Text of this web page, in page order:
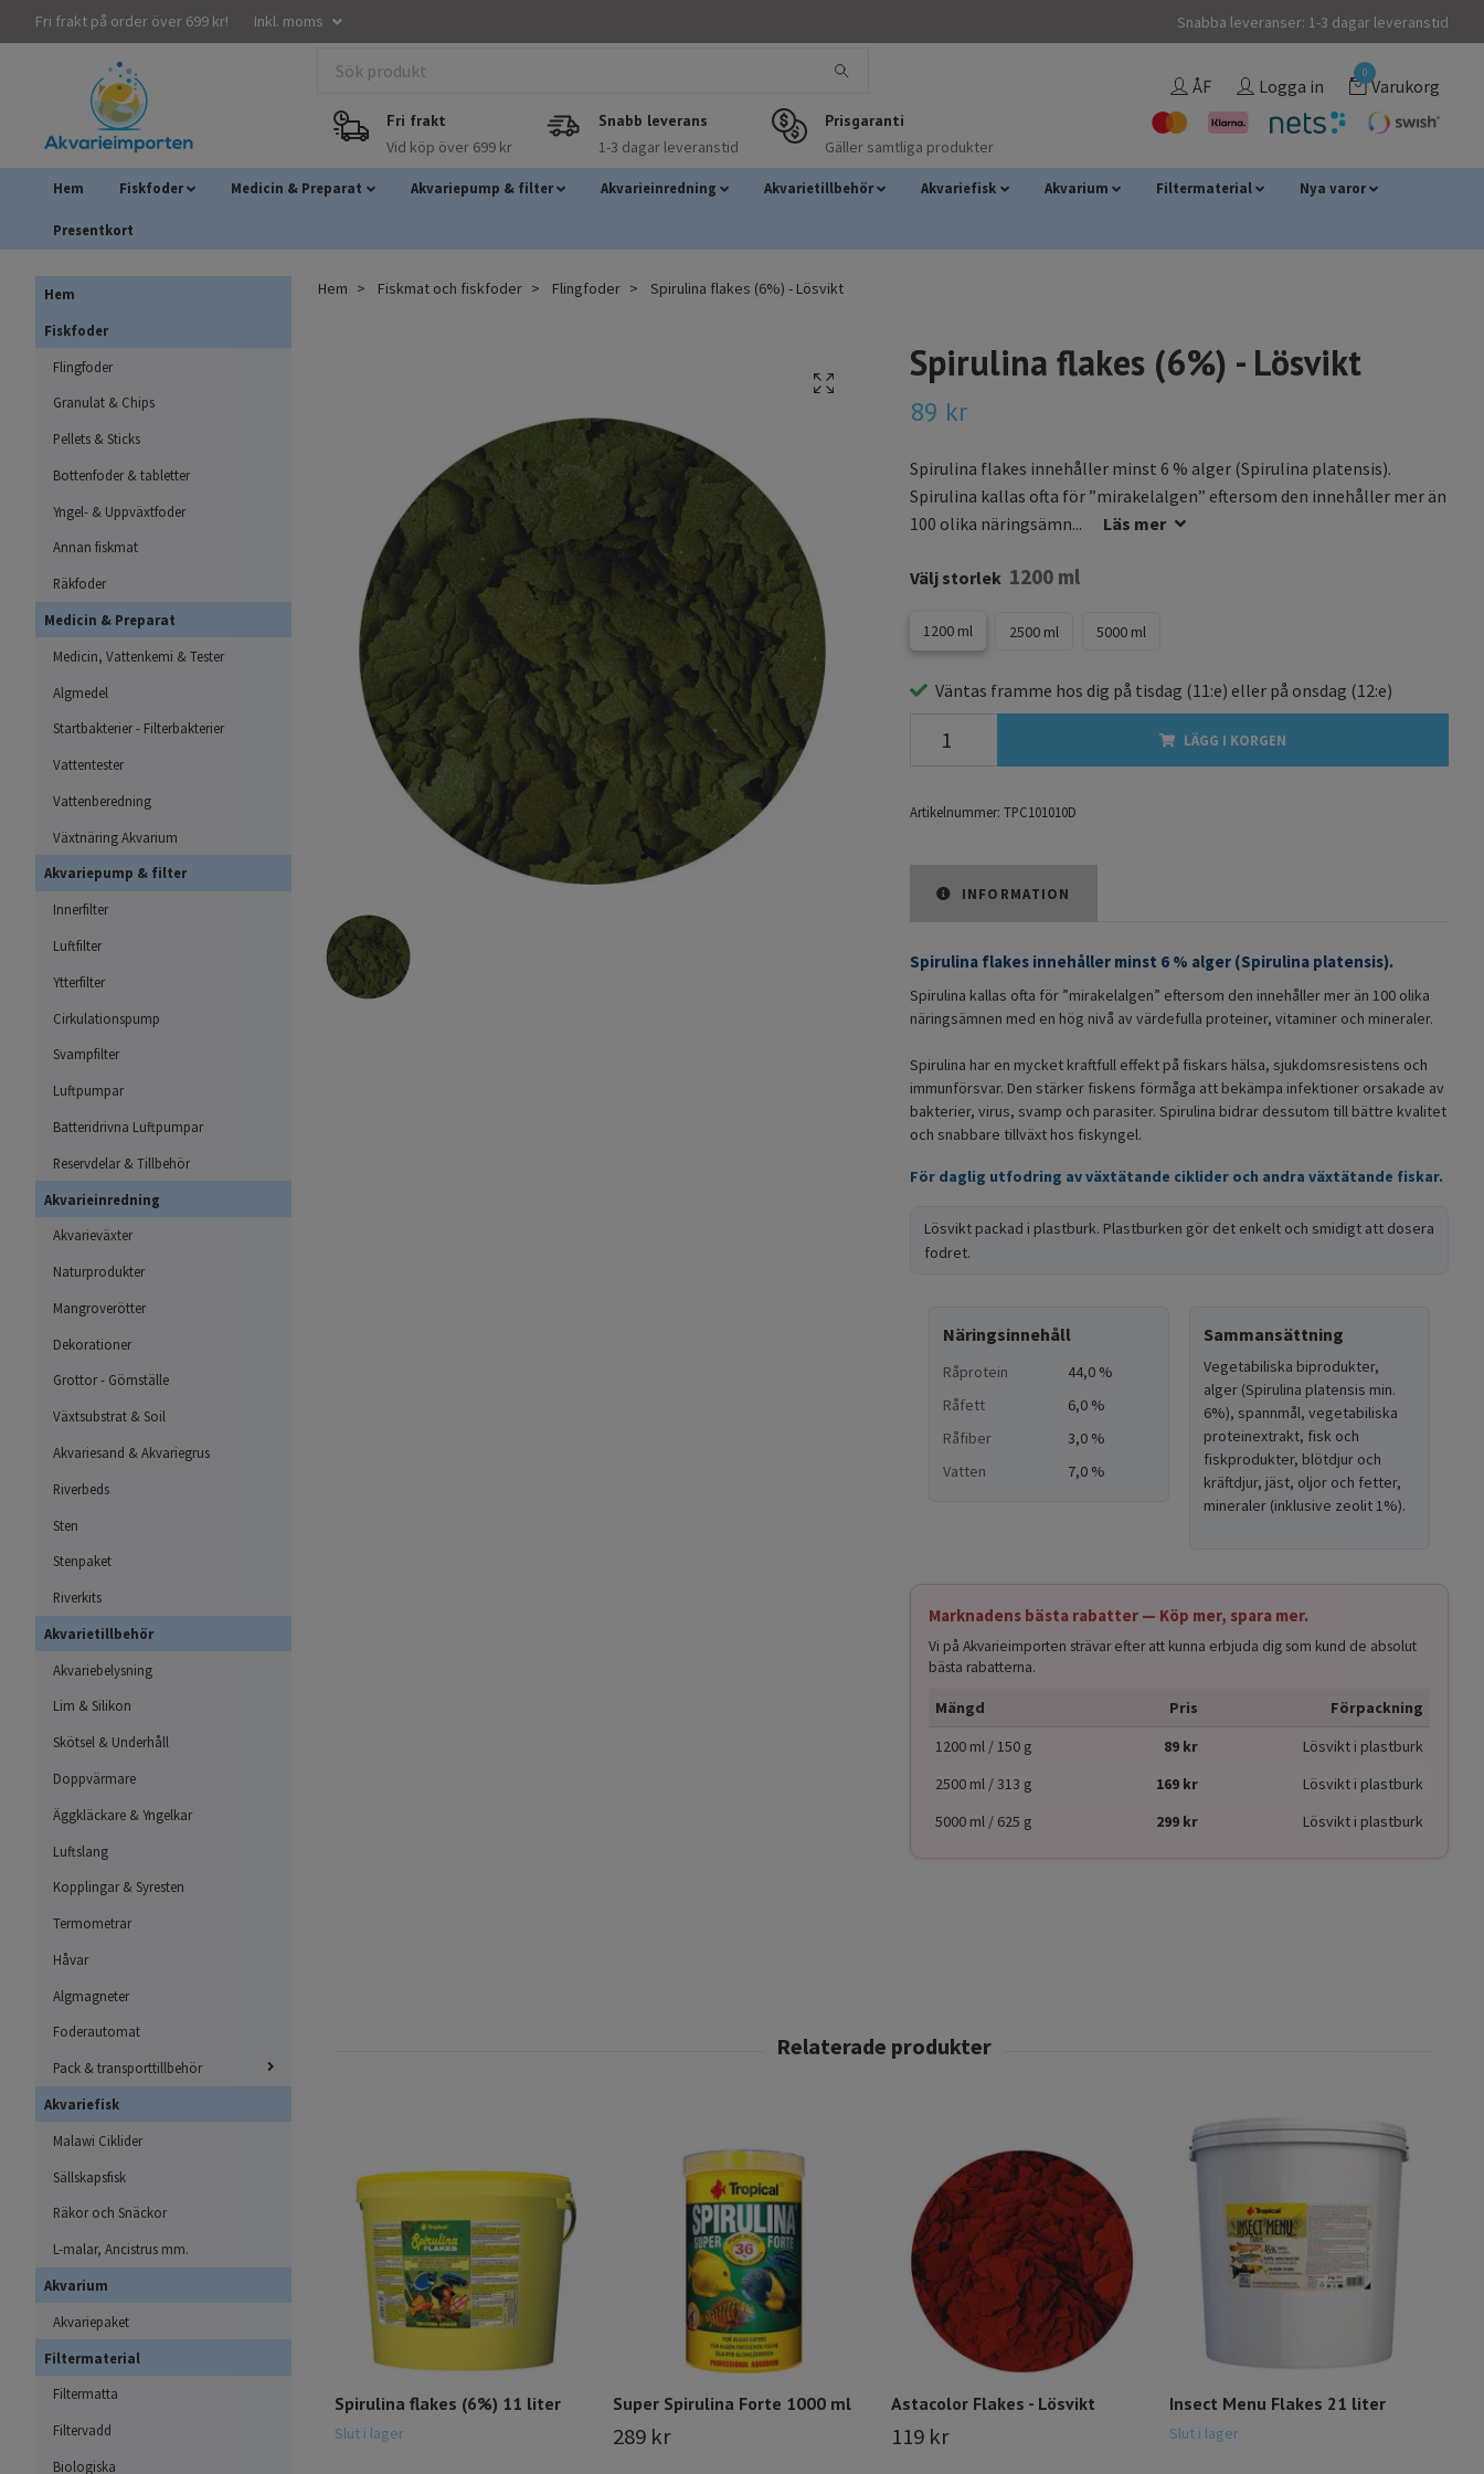
Fri frakt på order över 699 kr! Inkl. moms Snabba leveranser: 1-3 dagar leveranstid
Fri frakt
Vid köp över 699 kr
Snabb leverans
1-3 dagar leveranstid
Prisgaranti
Gäller samtliga produkter
ÅF Logga in
0
Varukorg
Hem Fiskfoder Medicin & Preparat Akvariepump & filter Akvarieinredning Akvarietillbehör Akvariefisk Akvarium Filtermaterial Nya varor
Presentkort
Hem
Fiskfoder
Flingfoder
Granulat & Chips
Pellets & Sticks
Bottenfoder & tabletter
Yngel- & Uppväxtfoder
Annan fiskmat
Räkfoder
Medicin & Preparat
Medicin, Vattenkemi & Tester
Algmedel
Startbakterier - Filterbakterier
Vattentester
Vattenberedning
Växtnäring Akvarium
Akvariepump & filter
Innerfilter
Luftfilter
Ytterfilter
Cirkulationspump
Svampfilter
Luftpumpar
Batteridrivna Luftpumpar
Reservdelar & Tillbehör
Akvarieinredning
Akvarieväxter
Naturprodukter
Mangroverötter
Dekorationer
Grottor - Gömställe
Växtsubstrat & Soil
Akvariesand & Akvariegrus
Riverbeds
Sten
Stenpaket
Riverkits
Akvarietillbehör
Akvariebelysning
Lim & Silikon
Skötsel & Underhåll
Doppvärmare
Äggkläckare & Yngelkar
Luftslang
Kopplingar & Syresten
Termometrar
Håvar
Algmagneter
Foderautomat
Pack & transporttillbehör
Akvariefisk
Malawi Ciklider
Sällskapsfisk
Räkor och Snäckor
L-malar, Ancistrus mm.
Akvarium
Akvariepaket
Filtermaterial
Filtermatta
Filtervadd
Biologiska
Hem Fiskmat och fiskfoder Flingfoder Spirulina flakes (6%) - Lösvikt
Spirulina flakes (6%) - Lösvikt
89 kr
Spirulina flakes innehåller minst 6 % alger (Spirulina platensis).
Spirulina kallas ofta för ”mirakelalgen” eftersom den innehåller mer än
100 olika näringsämn...
Läs mer
Välj storlek 1200 ml
1200 ml 2500 ml 5000 ml
Väntas framme hos dig på tisdag (11:e) eller på onsdag (12:e)
LÄGG I KORGEN
Artikelnummer: TPC101010D
INFORMATION
Spirulina flakes innehåller minst 6 % alger (Spirulina platensis).
Spirulina kallas ofta för ”mirakelalgen” eftersom den innehåller mer än 100 olika
näringsämnen med en hög nivå av värdefulla proteiner, vitaminer och mineraler.
Spirulina har en mycket kraftfull effekt på fiskars hälsa, sjukdomsresistens och
immunförsvar. Den stärker fiskens förmåga att bekämpa infektioner orsakade av
bakterier, virus, svamp och parasiter. Spirulina bidrar dessutom till bättre kvalitet
och snabbare tillväxt hos fiskyngel.
För daglig utfodring av växtätande ciklider och andra växtätande fiskar.
Lösvikt packad i plastburk. Plastburken gör det enkelt och smidigt att dosera
fodret.
Näringsinnehåll
Råprotein
44,0 %
Råfett
6,0 %
Råfiber
3,0 %
Vatten
7,0 %
Sammansättning
Vegetabiliska biprodukter,
alger (Spirulina platensis min.
6%), spannmål, vegetabiliska
proteinextrakt, fisk och
fiskprodukter, blötdjur och
kräftdjur, jäst, oljor och fetter,
mineraler (inklusive zeolit 1%).
Marknadens bästa rabatter — Köp mer, spara mer.
Vi på Akvarieimporten strävar efter att kunna erbjuda dig som kund de absolut
bästa rabatterna.
Mängd Pris
Förpackning
1200 ml / 150 g
89 kr
Lösvikt i plastburk
2500 ml / 313 g
169 kr
Lösvikt i plastburk
5000 ml / 625 g
299 kr Lösvikt i plastburk
Spirulina flakes (6%) 11 liter
Slut i lager
Super Spirulina Forte 1000 ml
289 kr
Astacolor Flakes - Lösvikt
119 kr
Insect Menu Flakes 21 liter
Slut i lager